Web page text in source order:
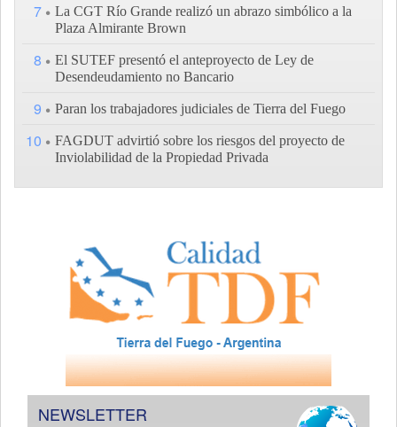
7
La CGT Río Grande realizó un abrazo simbólico a la
Plaza Almirante Brown
8
El SUTEF presentó el anteproyecto de Ley de
Desendeudamiento no Bancario
9 Paran los trabajadores judiciales de Tierra del Fuego
10
FAGDUT advirtió sobre los riesgos del proyecto de
Inviolabilidad de la Propiedad Privada
NEWSLETTER